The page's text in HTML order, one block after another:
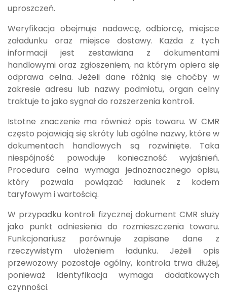
uproszczeń.
Weryfikacja obejmuje nadawcę, odbiorcę, miejsce
załadunku oraz miejsce dostawy. Każda z tych
informacji jest zestawiana z dokumentami
handlowymi oraz zgłoszeniem, na którym opiera się
odprawa celna. Jeżeli dane różnią się choćby w
zakresie adresu lub nazwy podmiotu, organ celny
traktuje to jako sygnał do rozszerzenia kontroli.
Istotne znaczenie ma również opis towaru. W CMR
często pojawiają się skróty lub ogólne nazwy, które w
dokumentach handlowych są rozwinięte. Taka
niespójność powoduje konieczność wyjaśnień.
Procedura celna wymaga jednoznacznego opisu,
który pozwala powiązać ładunek z kodem
taryfowym i wartością.
W przypadku kontroli fizycznej dokument CMR służy
jako punkt odniesienia do rozmieszczenia towaru.
Funkcjonariusz porównuje zapisane dane z
rzeczywistym ułożeniem ładunku. Jeżeli opis
przewozowy pozostaje ogólny, kontrola trwa dłużej,
ponieważ identyfikacja wymaga dodatkowych
czynności.